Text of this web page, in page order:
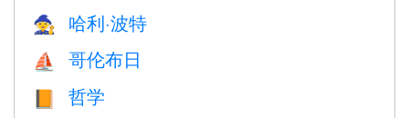
🧙 哈利·波特
⛵️ 哥伦布日
📙 哲学